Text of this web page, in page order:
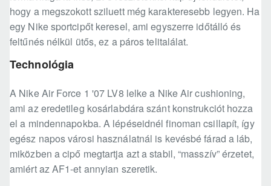
hogy a megszokott sziluett még karakteresebb legyen. Ha
egy Nike sportcipőt keresel, ami egyszerre időtálló és
feltűnés nélkül ütős, ez a páros telitalálat.
Technológia
A Nike Air Force 1 '07 LV8 lelke a Nike Air cushioning,
ami az eredetileg kosárlabdára szánt konstrukciót hozza
el a mindennapokba. A lépéseidnél finoman csillapít, így
egész napos városi használatnál is kevésbé fárad a láb,
miközben a cipő megtartja azt a stabil, “masszív” érzetet,
amiért az AF1-et annyian szeretik.